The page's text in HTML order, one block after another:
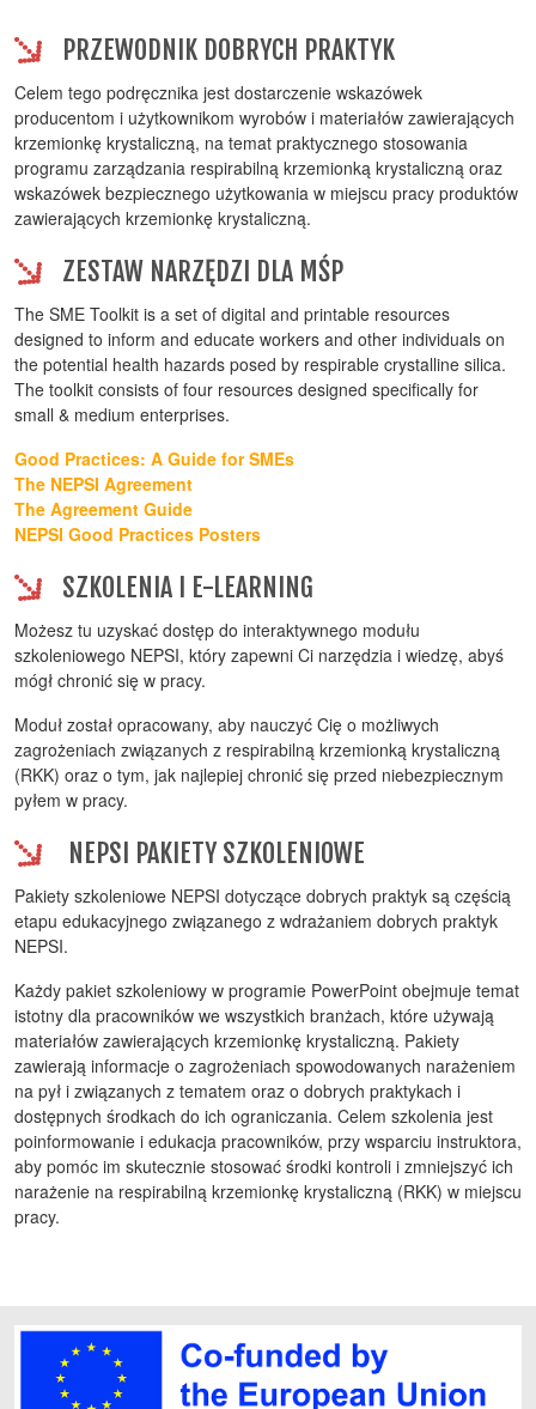
PRZEWODNIK DOBRYCH PRAKTYK
Celem tego podręcznika jest dostarczenie wskazówek
producentom i użytkownikom wyrobów i materiałów zawierających
krzemionkę krystaliczną, na temat praktycznego stosowania
programu zarządzania respirabilną krzemionką krystaliczną oraz
wskazówek bezpiecznego użytkowania w miejscu pracy produktów
zawierających krzemionkę krystaliczną.
ZESTAW NARZĘDZI DLA MŚP
The SME Toolkit is a set of digital and printable resources
designed to inform and educate workers and other individuals on
the potential health hazards posed by respirable crystalline silica.
The toolkit consists of four resources designed specifically for
small & medium enterprises.
Good Practices: A Guide for SMEs
The NEPSI Agreement
The Agreement Guide
NEPSI Good Practices Posters
SZKOLENIA I E-LEARNING
Możesz tu uzyskać dostęp do interaktywnego modułu
szkoleniowego NEPSI, który zapewni Ci narzędzia i wiedzę, abyś
mógł chronić się w pracy.
Moduł został opracowany, aby nauczyć Cię o możliwych
zagrożeniach związanych z respirabilną krzemionką krystaliczną
(RKK) oraz o tym, jak najlepiej chronić się przed niebezpiecznym
pyłem w pracy.
NEPSI PAKIETY SZKOLENIOWE
Pakiety szkoleniowe NEPSI dotyczące dobrych praktyk są częścią
etapu edukacyjnego związanego z wdrażaniem dobrych praktyk
NEPSI.
Każdy pakiet szkoleniowy w programie PowerPoint obejmuje temat
istotny dla pracowników we wszystkich branżach, które używają
materiałów zawierających krzemionkę krystaliczną. Pakiety
zawierają informacje o zagrożeniach spowodowanych narażeniem
na pył i związanych z tematem oraz o dobrych praktykach i
dostępnych środkach do ich ograniczania. Celem szkolenia jest
poinformowanie i edukacja pracowników, przy wsparciu instruktora,
aby pomóc im skutecznie stosować środki kontroli i zmniejszyć ich
narażenie na respirabilną krzemionkę krystaliczną (RKK) w miejscu
pracy.